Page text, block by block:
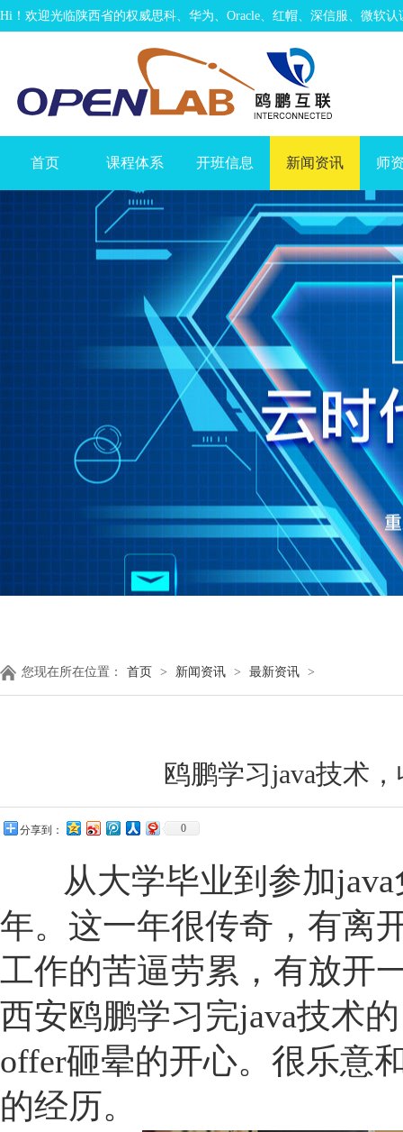
Hi！欢迎光临陕西省的权威思科、华为、Oracle、红帽、深信服、微软认
首页 课程体系 开班信息 新闻资讯 师
您现在所在位置： 首页 > 新闻资讯 > 最新资讯 >
鸥鹏学习java技术
分享到： 0
从大学毕业到参加java
年。这一年很传奇，有离
工作的苦逼劳累，有放开
西安鸥鹏学习完java技术
offer砸晕的开心。很乐意
的经历。